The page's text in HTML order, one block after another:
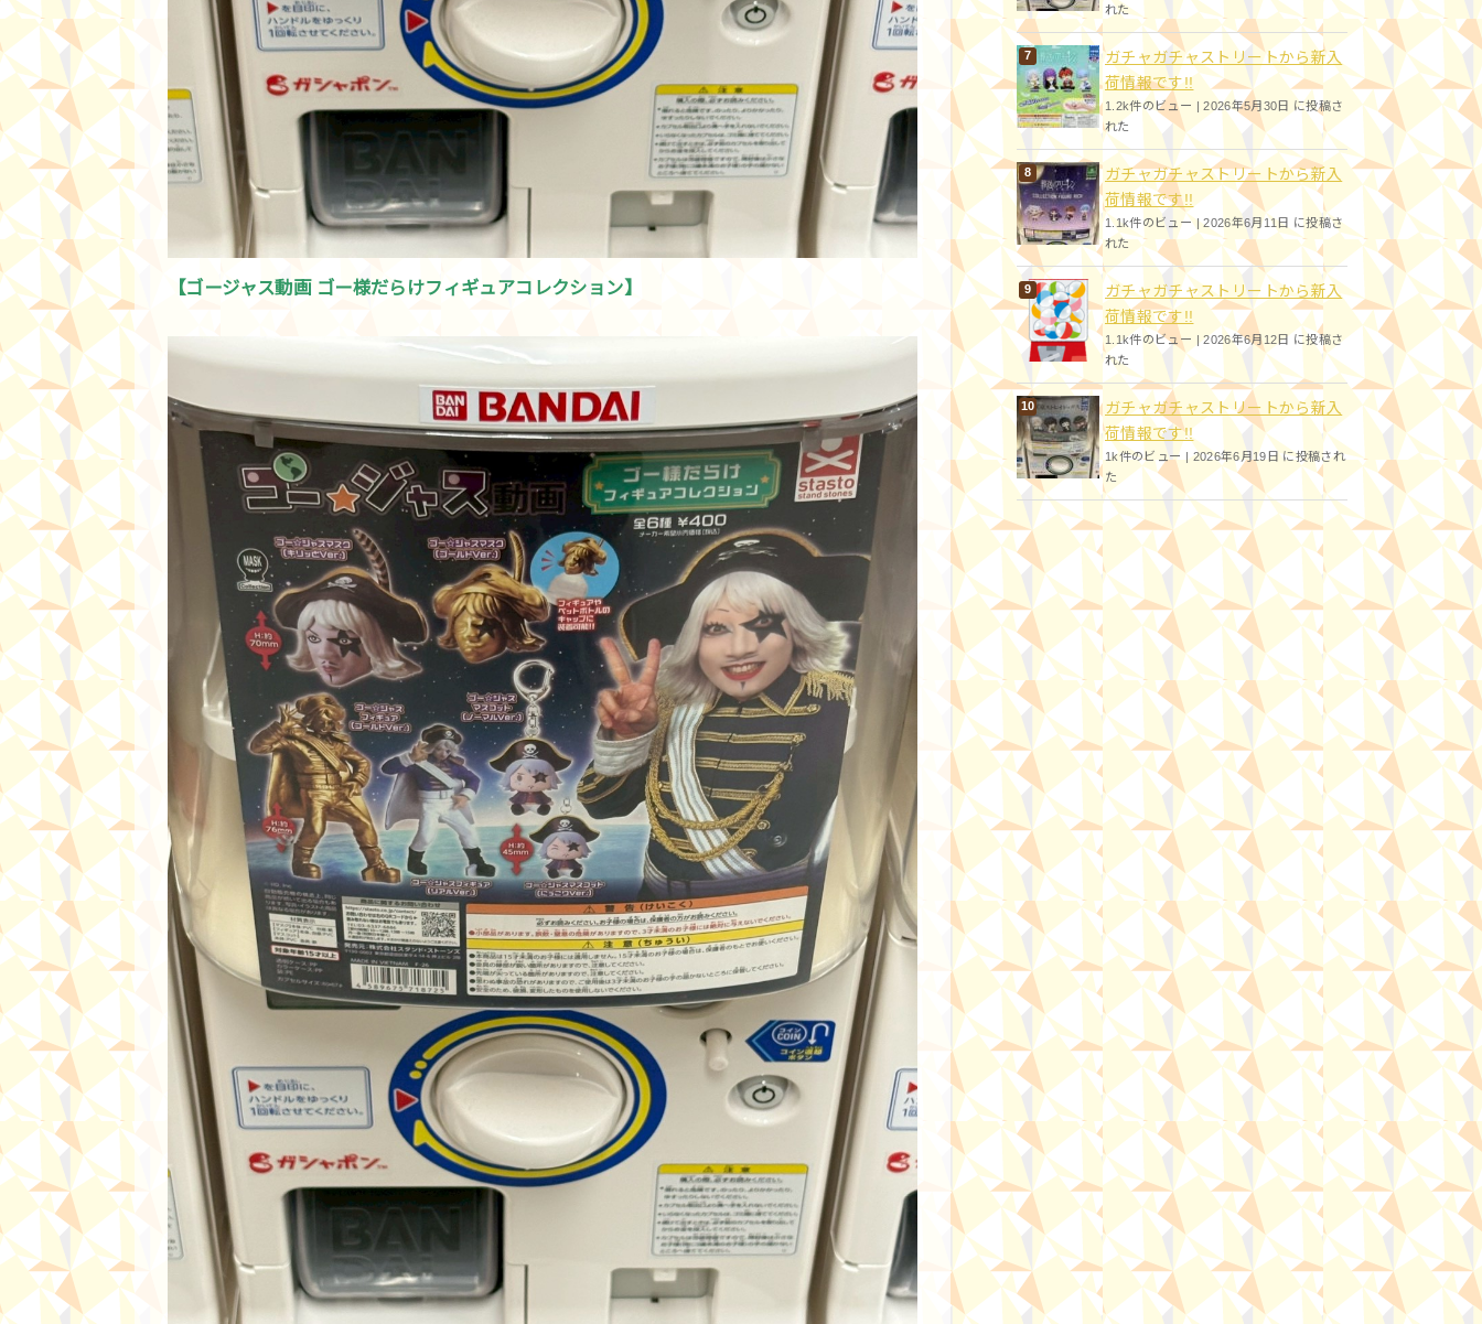
【ゴージャス動画 ゴー様だらけフィギュアコレクション】
れた
ガチャガチャストリートから新入
荷情報です!!
1.2k件のビュー |2026年5月30日 に投稿さ
れた
ガチャガチャストリートから新入
荷情報です!!
1.1k件のビュー|2026年6月11日 に投稿さ
れた
ガチャガチャストリートから新入
荷情報です!!
1.1k件のビュー |2026年6月12日 に投稿さ
れた
ガチャガチャストリートから新入
荷情報です!!
1k件のビュー |2026年6月19日 に投稿され
た